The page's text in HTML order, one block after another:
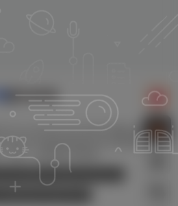
于2025年4月29日,专注于搜集分享各种
分享,多方面性质资源分享,免费源码交流
安全、优质的软件基地！